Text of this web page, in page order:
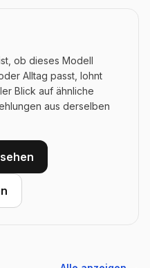
ob dieses Modell
Alltag passt, lohnt
Blick auf ähnliche
aus derselben